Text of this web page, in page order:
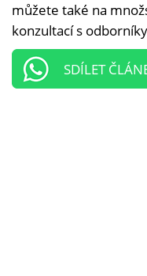
můžete také na
konzultací s
SDÍLET